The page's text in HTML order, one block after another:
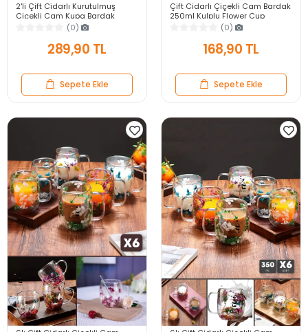
2'li Çift Cidarlı Kurutulmuş
Çiçekli Cam Kupa Bardak
250ml Kulplu Çay Kahve
Bardağı Flower Cup Seti
(0)
289,90 TL
Sepete Ekle
Çift Cidarlı Çiçekli Cam Bardak
250ml Kulplu Flower Cup
Meşrubat El Yapımı Kahve
Sunum Bardağı
(0)
168,90 TL
Sepete Ekle